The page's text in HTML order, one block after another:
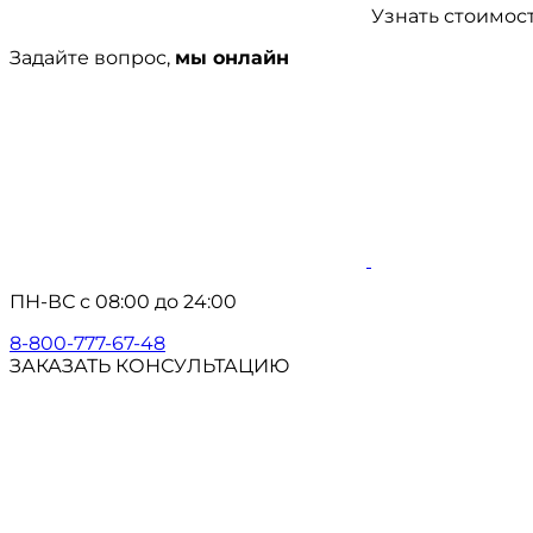
Узнать
Задайте вопрос, мы онлайн
ПН-ВС с 08:00 до 24:00
8-800-777-67-48
ЗАКАЗАТЬ КОНСУЛЬТАЦИЮ